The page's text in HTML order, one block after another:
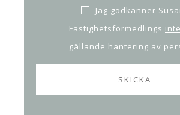
Jag godkänner
Fastighetsförmedlings
gällande hantering av